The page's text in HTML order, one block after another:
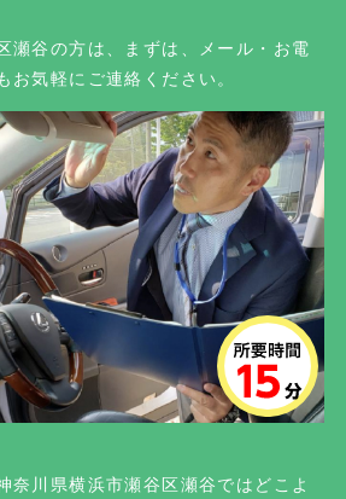
瀬谷の方は、まずは、メール・お電
気軽にご連絡ください。
奈川県横浜市瀬谷区瀬谷ではどこよ